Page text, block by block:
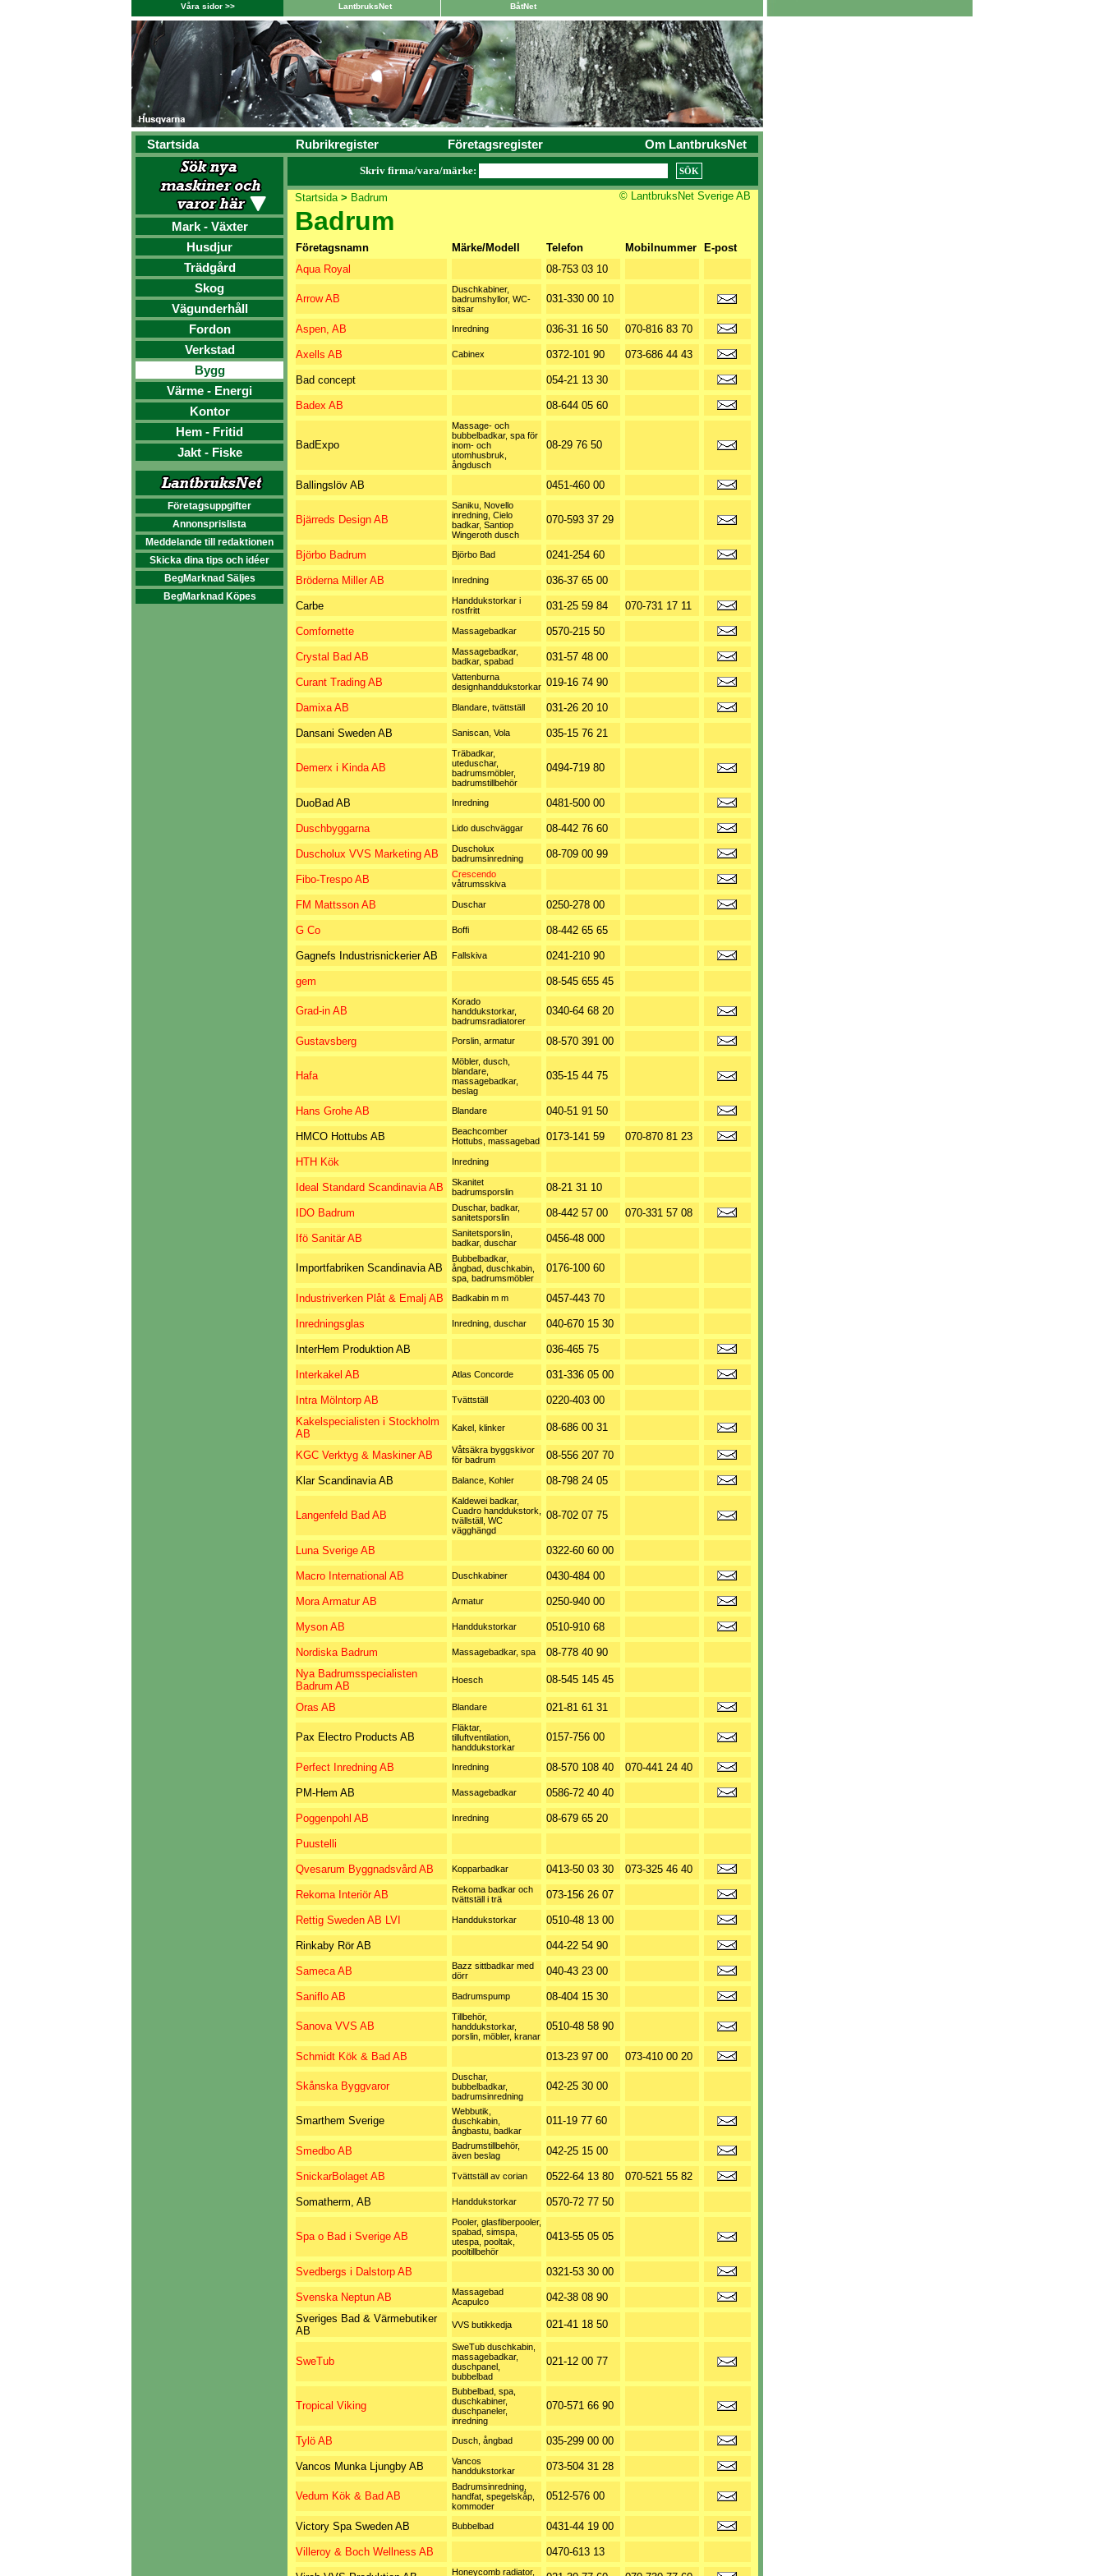
Våra sidor >> LantbruksNet BåtNet
Startsida Rubrikregister Företagsregister Om LantbruksNet
Mark - Växter
Husdjur
Trädgård
Skog
Vägunderhåll
Fordon
Verkstad
Bygg
Värme - Energi
Kontor
Hem - Fritid
Jakt - Fiske
Företagsuppgifter
Annonsprislista
Meddelande till redaktionen
Skicka dina tips och idéer
BegMarknad Säljes
BegMarknad Köpes
Skriv firma/vara/märke:
Startsida> Badrum © LantbruksNet Sverige AB
Badrum
Företagsnamn Märke/Modell Telefon Mobilnummer
E-post
Aqua Royal
08-753 03 10
Arrow AB
Duschkabiner,
badrumshyllor, WC-
sitsar
031-330 00 10
Aspen, AB Inredning 036-31 16 50 070-816 83 70
Axells AB Cabinex 0372-101 90 073-686 44 43
Bad concept 054-21 13 30
Badex AB 08-644 05 60
BadExpo
Massage- och
bubbelbadkar, spa för
inom- och
utomhusbruk,
ångdusch
08-29 76 50
Ballingslöv AB 0451-460 00
Bjärreds Design AB
Saniku, Novello
inredning, Cielo
badkar, Santiop
Wingeroth dusch
070-593 37 29
Björbo Badrum Björbo Bad 0241-254 60
Bröderna Miller AB Inredning 036-37 65 00
Carbe
Handdukstorkar i
rostfritt
031-25 59 84 070-731 17 11
Comfornette Massagebadkar 0570-215 50
Crystal Bad AB
Massagebadkar,
badkar, spabad
031-57 48 00
Curant Trading AB
Vattenburna
designhanddukstorkar 019-16 74 90
Damixa AB Blandare, tvättställ 031-26 20 10
Dansani Sweden AB Saniscan, Vola 035-15 76 21
Demerx i Kinda AB
Träbadkar,
uteduschar,
badrumsmöbler,
badrumstillbehör
0494-719 80
DuoBad AB Inredning 0481-500 00
Duschbyggarna Lido duschväggar 08-442 76 60
Duscholux VVS Marketing AB
Duscholux
badrumsinredning
08-709 00 99
Fibo-Trespo AB
Crescendo
våtrumsskiva
FM Mattsson AB Duschar 0250-278 00
G Co Boffi 08-442 65 65
Gagnefs Industrisnickerier AB Fallskiva 0241-210 90
gem 08-545 655 45
Grad-in AB
Korado
handdukstorkar,
badrumsradiatorer
0340-64 68 20
Gustavsberg Porslin, armatur 08-570 391 00
Hafa
Möbler, dusch,
blandare,
massagebadkar,
beslag
035-15 44 75
Hans Grohe AB Blandare 040-51 91 50
HMCO Hottubs AB
Beachcomber
Hottubs, massagebad
0173-141 59 070-870 81 23
HTH Kök Inredning
Ideal Standard Scandinavia AB
Skanitet
badrumsporslin
08-21 31 10
IDO Badrum
Duschar, badkar,
sanitetsporslin
08-442 57 00 070-331 57 08
Ifö Sanitär AB
Sanitetsporslin,
badkar, duschar
0456-48 000
Importfabriken Scandinavia AB
Bubbelbadkar,
ångbad, duschkabin,
spa, badrumsmöbler
0176-100 60
Industriverken Plåt & Emalj AB Badkabin m m 0457-443 70
Inredningsglas Inredning, duschar 040-670 15 30
InterHem Produktion AB 036-465 75
Interkakel AB Atlas Concorde 031-336 05 00
Intra Mölntorp AB Tvättställ
0220-403 00
Kakelspecialisten i Stockholm
AB
Kakel, klinker 08-686 00 31
KGC Verktyg & Maskiner AB
Våtsäkra byggskivor
för badrum
08-556 207 70
Klar Scandinavia AB Balance, Kohler 08-798 24 05
Langenfeld Bad AB
Kaldewei badkar,
Cuadro handdukstork,
tvällställ, WC
vägghängd
08-702 07 75
Luna Sverige AB 0322-60 60 00
Macro International AB Duschkabiner 0430-484 00
Mora Armatur AB Armatur 0250-940 00
Myson AB Handdukstorkar 0510-910 68
Nordiska Badrum Massagebadkar, spa
08-778 40 90
Nya Badrumsspecialisten
Badrum AB
Hoesch 08-545 145 45
Oras AB Blandare 021-81 61 31
Pax Electro Products AB
Fläktar,
tilluftventilation,
handdukstorkar
0157-756 00
Perfect Inredning AB Inredning 08-570 108 40 070-441 24 40
PM-Hem AB Massagebadkar 0586-72 40 40
Poggenpohl AB Inredning 08-679 65 20
Puustelli
Qvesarum Byggnadsvård AB Kopparbadkar 0413-50 03 30 073-325 46 40
Rekoma Interiör AB
Rekoma badkar och
tvättställ i trä
073-156 26 07
Rettig Sweden AB LVI Handdukstorkar 0510-48 13 00
Rinkaby Rör AB 044-22 54 90
Sameca AB
Bazz sittbadkar med
dörr
040-43 23 00
Saniflo AB Badrumspump 08-404 15 30
Sanova VVS AB
Tillbehör,
handdukstorkar,
porslin, möbler, kranar
0510-48 58 90
Schmidt Kök & Bad AB 013-23 97 00 073-410 00 20
Skånska Byggvaror
Duschar,
bubbelbadkar,
badrumsinredning
042-25 30 00
Smarthem Sverige
Webbutik,
duschkabin,
ångbastu, badkar
011-19 77 60
Smedbo AB
Badrumstillbehör,
även beslag
042-25 15 00
SnickarBolaget AB Tvättställ av corian 0522-64 13 80 070-521 55 82
Somatherm, AB Handdukstorkar 0570-72 77 50
Spa o Bad i Sverige AB
Pooler, glasfiberpooler,
spabad, simspa,
utespa, pooltak,
pooltillbehör
0413-55 05 05
Svedbergs i Dalstorp AB 0321-53 30 00
Svenska Neptun AB
Massagebad
Acapulco
042-38 08 90
Sveriges Bad & Värmebutiker
AB
VVS butikkedja 021-41 18 50
SweTub
SweTub duschkabin,
massagebadkar,
duschpanel,
bubbelbad
021-12 00 77
Tropical Viking
Bubbelbad, spa,
duschkabiner,
duschpaneler,
inredning
070-571 66 90
Tylö AB Dusch, ångbad 035-299 00 00
Vancos Munka Ljungby AB
Vancos
handdukstorkar
073-504 31 28
Vedum Kök & Bad AB
Badrumsinredning,
handfat, spegelskåp,
kommoder
0512-576 00
Victory Spa Sweden AB Bubbelbad 0431-44 19 00
Villeroy & Boch Wellness AB 0470-613 13
Honeycomb radiator,